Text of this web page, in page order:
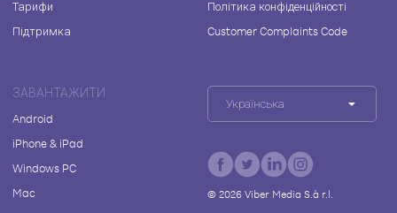
Тарифи
Підтримка
Політика конфіденційності
Customer Complaints Code
ЗАВАНТАЖИТИ
Android
iPhone & iPad
Windows PC
Mac
Українська
© 2026Viber Media S.à r.l.